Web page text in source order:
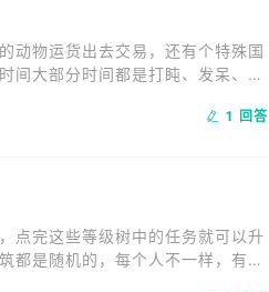
动物运货出去交易，还有个特殊国
间大部分时间都是打盹、发呆、唱
1 回答
点完这些等级树中的任务就可以升
都是随机的，每个人不一样，有的